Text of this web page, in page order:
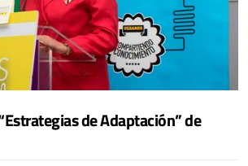
de Adaptación” de